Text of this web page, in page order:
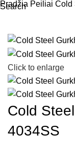
Search
Pradžia Peiliai Cold
Click to enlarge
Cold
4034SS